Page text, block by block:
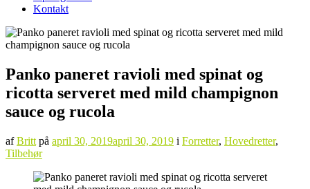
Kontakt
Panko paneret ravioli med spinat og
ricotta serveret med mild champignon
sauce og rucola
afBritt på april 30, 2019april 30, 2019 i Forretter, Hovedretter,
Tilbehør